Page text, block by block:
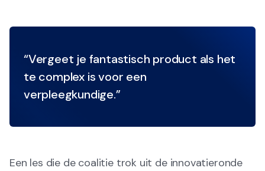
“Vergeet je fantastisch product als het
te complex is voor een
verpleegkundige.”
Een les die de coalitie trok uit de innovatieronde